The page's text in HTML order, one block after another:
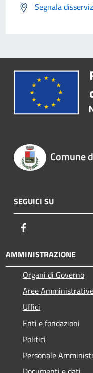
Segnala
Comune
SEGUICI SU
AMMINISTRAZIONE
Organi di Governo
Aree
Uffici
Enti e fondazioni
Politici
Personale